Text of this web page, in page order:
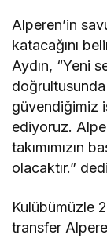
Alperen’in
katacağını
Aydın, “Yeni
güvendiğimiz
ediyoruz.
takımımızın
olacaktır.”
Kulübümüzle
transfer